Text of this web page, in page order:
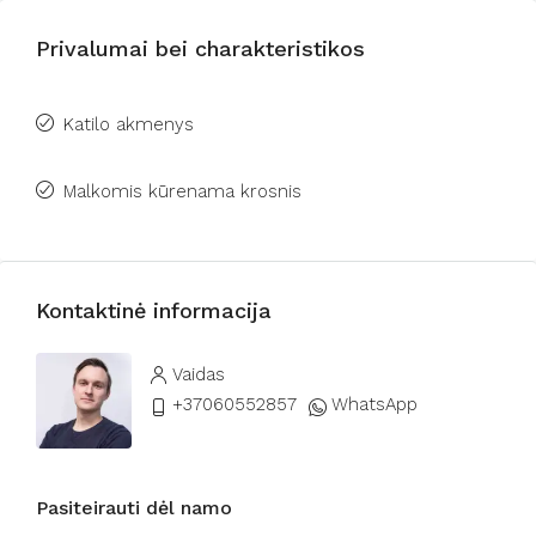
Privalumai bei charakteristikos
Katilo akmenys
Malkomis kūrenama krosnis
Kontaktinė informacija
Vaidas
+37060552857
WhatsApp
Pasiteirauti dėl namo